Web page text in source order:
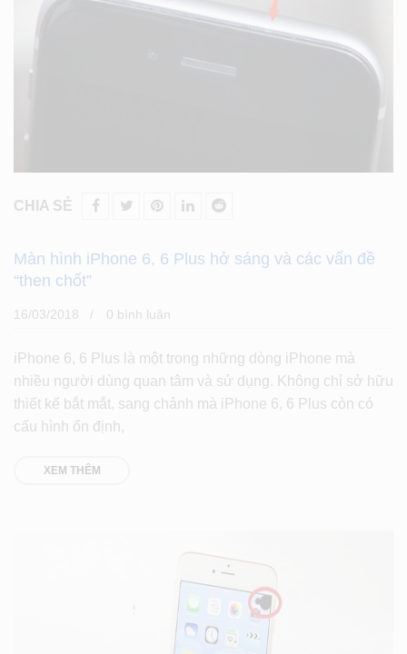
CHIA SẺ
Màn hình iPhone 6, 6 Plus hở sáng và các vấn đề
“then chốt”
16/03/2018 0 bình luân
iPhone 6, 6 Plus là một trong những dòng iPhone mà
nhiều người dùng quan tâm và sử dụng. Không chỉ sở hữu
thiết kế bắt mắt, sang chảnh mà iPhone 6, 6 Plus còn có
cấu hình ổn định,
XEM THÊM